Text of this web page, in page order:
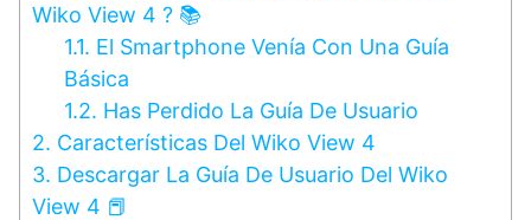
Wiko View 4 ? 📚
1.1. El Smartphone Venía Con Una Guía
Básica
1.2. Has Perdido La Guía De Usuario
2. Características Del Wiko View 4
3. Descargar La Guía De Usuario Del Wiko
View 4 📕